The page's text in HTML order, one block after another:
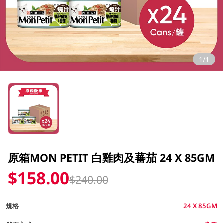
1/1
原箱MON PETIT 白雞肉及蕃茄 24 X 85GM
$158.00$240.00
規格 24 X 85GM